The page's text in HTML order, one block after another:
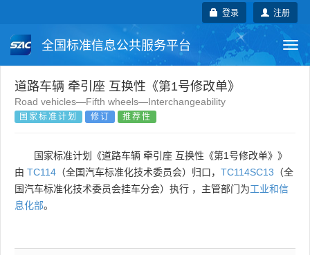
注册
登录
全国标准信息公共服务平台
国家标准 行业标准 地方标准
团体标准 企业标准
国外标准 技术委员会
道路车辆 牵引座 互换性《第1号修改单》
Road vehicles—Fifth wheels—Interchangeability
国家标准计划 修订 推荐性
国家标准计划《道路车辆 牵引座 互换性《第1号修改单》》
由 TC114 （全国汽车标准化技术委员会）归口， TC114SC13 （全
国汽车标准化技术委员会挂车分会）执行 ，主管部门为工业和信
息化部。